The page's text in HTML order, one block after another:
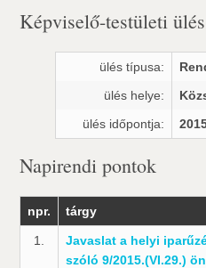
Képviselő-testületi
ülés típusa:
ülés helye:
ülés időpontja:
Napirendi pontok
npr. tárgy
1.
Javaslat a helyi
szóló 9/2015.(VI.29.)